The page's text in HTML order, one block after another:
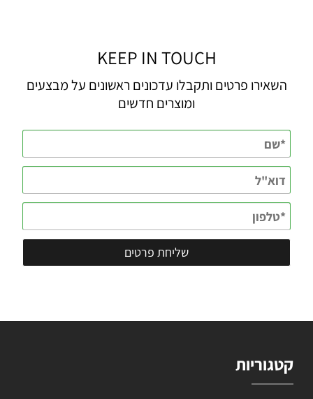
KEEP IN TOUCH
השאירו פרטים ותקבלו עדכונים ראשונים על מבצעים
ומוצרים חדשים
קטגוריות